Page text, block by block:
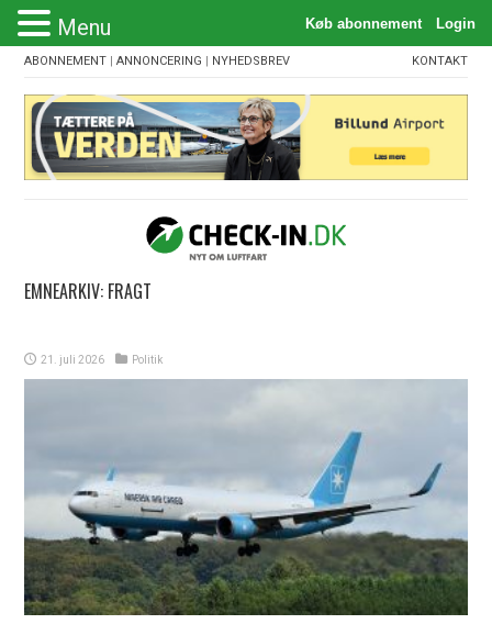
ABONNEMENT |ANNONCERING | NYHEDSBREV KONTAKT
EMNEARKIV: FRAGT
21. juli 2026 Politik
Menu